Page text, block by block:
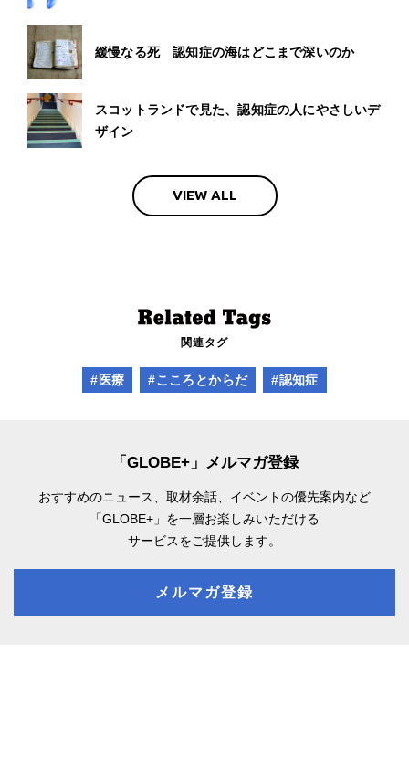
緩慢なる死 認知症の海はどこまで深いのか
スコットランドで見た、認知症の人にやさしいデ
ザイン
VIEW ALL
関連タグ
#医療 #こころとからだ #認知症
「GLOBE+」メルマガ登録
おすすめのニュース、取材余話、 イベントの優先案内など
「GLOBE+」を一層お楽しみいただける
サービスをご提供します。
メルマガ登録